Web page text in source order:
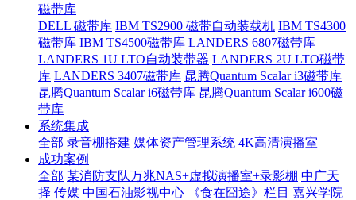
磁带库
DELL 磁带库 IBM TS2900 磁带自动装载机 IBM TS4300
磁带库 IBM TS4500磁带库 LANDERS 6807磁带库
LANDERS 1U LTO自动装带器 LANDERS 2U LTO磁带
库 LANDERS 3407磁带库 昆腾Quantum Scalar i3磁带库
昆腾Quantum Scalar i6磁带库 昆腾Quantum Scalar i600磁
带库
系统集成
全部 录音棚搭建 媒体资产管理系统 4K高清演播室
成功案例
全部 某消防支队万兆NAS+虚拟演播室+录影棚 中广天
择 传媒 中国石油影视中心 《食在囧途》栏目 嘉兴学院